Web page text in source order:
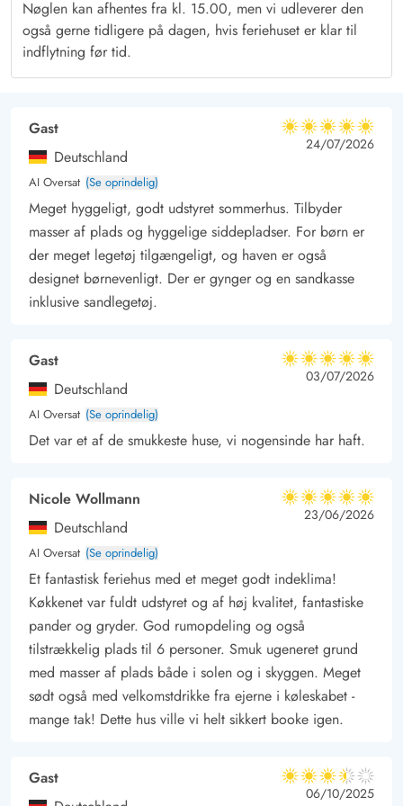
spisestueområde, hvor alle kan tage del i dagens madlavning.
Få en god sludder over aftensmaden, hvor alle de nye
ferieminder bliver snakket igennem, mens dagens sidste timer
Huset har 2 badeværelser. Det ene badeværelse er med toilet
og bad og det andet er med bad og spa (ingen toilet).
Lejes ikke ud til ungdomsgrupper.
Nøglen kan afhentes fra kl. 15.00, men vi udleverer den
også gerne tidligere på dagen, hvis feriehuset er klar til
indflytning før tid.
Gast
Deutschland
AI Oversat (Se oprindelig)
5 ud af 5
5 ud af 5
5 out of 5
24/07/2026
Meget hyggeligt, godt udstyret sommerhus. Tilbyder
masser af plads og hyggelige siddepladser. For børn er
der meget legetøj tilgængeligt, og haven er også
designet børnevenligt. Der er gynger og en sandkasse
inklusive sandlegetøj.
Gast
Deutschland
AI Oversat (Se oprindelig)
5 ud af 5
5 ud af 5
5 out of 5
03/07/2026
Det var et af de smukkeste huse, vi nogensinde har haft.
Nicole Wollmann
Deutschland
AI Oversat (Se oprindelig)
5 ud af 5
5 ud af 5
5 out of 5
23/06/2026
Et fantastisk feriehus med et meget godt indeklima!
Køkkenet var fuldt udstyret og af høj kvalitet, fantastiske
pander og gryder. God rumopdeling og også
tilstrækkelig plads til 6 personer. Smuk ugeneret grund
med masser af plads både i solen og i skyggen. Meget
sødt også med velkomstdrikke fra ejerne i køleskabet -
mange tak! Dette hus ville vi helt sikkert booke igen.
Gast
3.5 ud af 5
3.5 ud af 5
3.5 out of 5
06/10/2025